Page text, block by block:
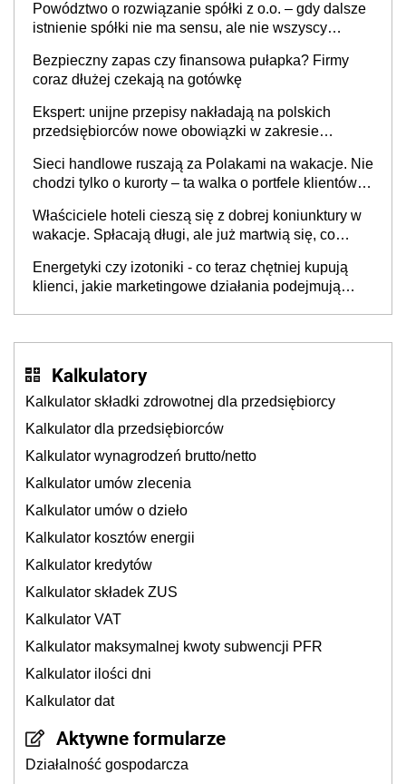
Powództwo o rozwiązanie spółki z o.o. – gdy dalsze
istnienie spółki nie ma sensu, ale nie wszyscy
Bezpieczny zapas czy finansowa pułapka? Firmy
coraz dłużej czekają na gotówkę
Ekspert: unijne przepisy nakładają na polskich
przedsiębiorców nowe obowiązki w zakresie
Sieci handlowe ruszają za Polakami na wakacje. Nie
chodzi tylko o kurorty – ta walka o portfele klientów
cichu
Właściciele hoteli cieszą się z dobrej koniunktury w
wakacje. Spłacają długi, ale już martwią się, co
Energetyki czy izotoniki - co teraz chętniej kupują
klienci, jakie marketingowe działania podejmują
Kalkulatory
Kalkulator składki zdrowotnej dla przedsiębiorcy
Kalkulator dla przedsiębiorców
Kalkulator wynagrodzeń brutto/netto
Kalkulator umów zlecenia
Kalkulator umów o dzieło
Kalkulator kosztów energii
Kalkulator kredytów
Kalkulator składek ZUS
Kalkulator VAT
Kalkulator maksymalnej kwoty subwencji PFR
Kalkulator ilości dni
Kalkulator dat
Aktywne formularze
Działalność gospodarcza